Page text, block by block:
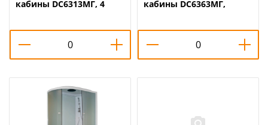
кабины DC6313МГ, 4
прижимная гайка
металл. , 1/28
кабины DC6363МГ,